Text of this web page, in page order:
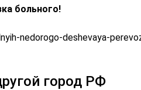
больного!
nedorogo-deshevaya-
город РФ